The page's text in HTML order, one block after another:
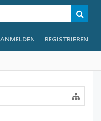
ANMELDEN REGISTRIEREN